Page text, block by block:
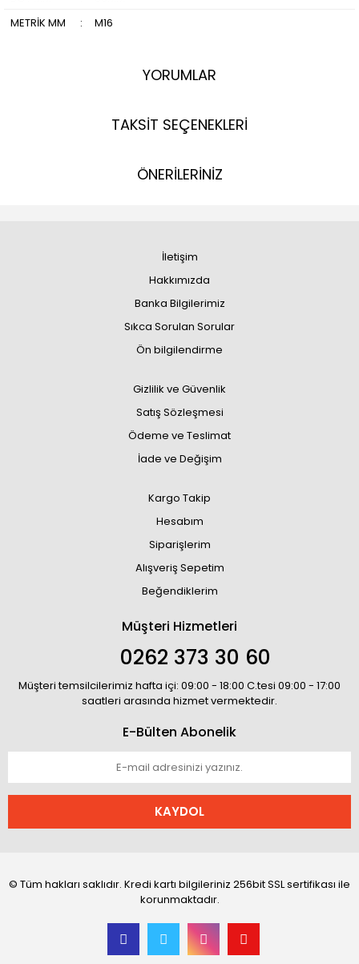
METRİK MM
: M16
YORUMLAR
TAKSİT SEÇENEKLERİ
ÖNERİLERİNİZ
İletişim
Hakkımızda
Banka Bilgilerimiz
Sıkca Sorulan Sorular
Ön bilgilendirme
Gizlilik ve Güvenlik
Satış Sözleşmesi
Ödeme ve Teslimat
İade ve Değişim
Kargo Takip
Hesabım
Siparişlerim
Alışveriş Sepetim
Beğendiklerim
Müşteri Hizmetleri
0262 373 30 60
Müşteri temsilcilerimiz hafta içi: 09:00 - 18:00 C.tesi 09:00 - 17:00
saatleri arasında hizmet vermektedir.
E-Bülten Abonelik
KAYDOL
© Tüm hakları saklıdır. Kredi kartı bilgileriniz 256bit SSL sertifikası ile
korunmaktadır.